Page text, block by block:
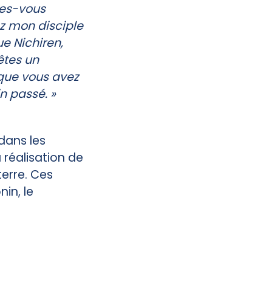
vous
mon disciple
Nichiren,
un
vous avez
passé. »
les
de
Ces
le